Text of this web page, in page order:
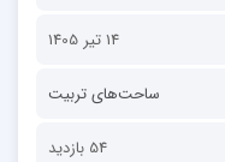
14 تیر 1405
ساحت‌های تربیت
54 بازدید